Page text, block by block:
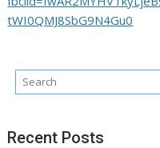
tWI0QMJ8SbG9N4Gu0
Recent Posts